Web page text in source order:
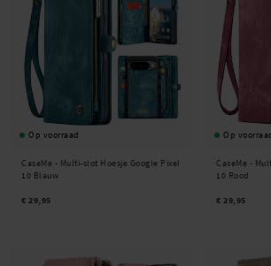
Op voorraad
CaseMe - Multi-slot Hoesje Google Pixel
10 Blauw
€ 29,95
Op
CaseMe -
10 Rood
€ 29,95